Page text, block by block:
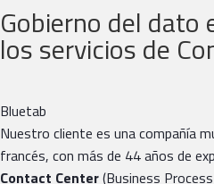
Gobierno del dato
los servicios de
Bluetab
Nuestro cliente es una compañía
francés, con más de 44 años de
Contact Center(Business